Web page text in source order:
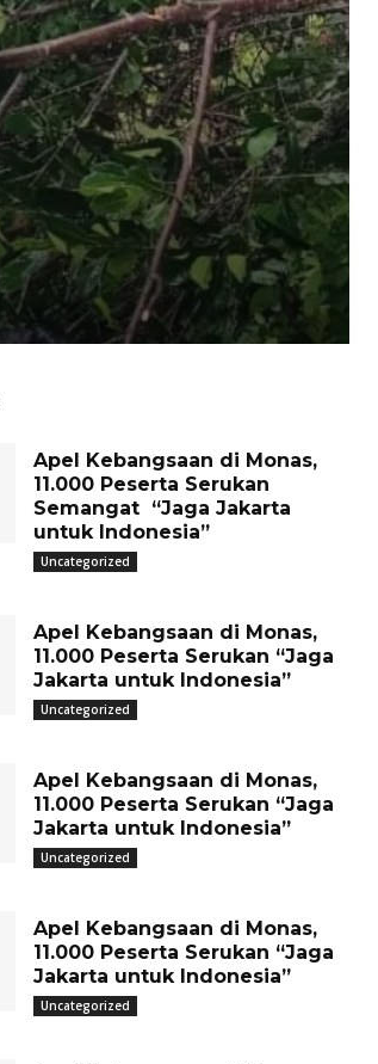
Apel Kebangsaan di Monas,
11.000 Peserta Serukan
Semangat “Jaga Jakarta
untuk Indonesia”
Uncategorized
Apel Kebangsaan di Monas,
11.000 Peserta Serukan “Jaga
Jakarta untuk Indonesia”
Uncategorized
Apel Kebangsaan di Monas,
11.000 Peserta Serukan “Jaga
Jakarta untuk Indonesia”
Uncategorized
Apel Kebangsaan di Monas,
11.000 Peserta Serukan “Jaga
Jakarta untuk Indonesia”
Uncategorized